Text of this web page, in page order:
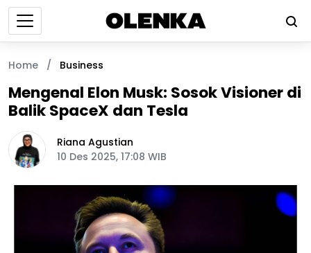
Home / Business
Mengenal Elon Musk: Sosok Visioner di
Balik SpaceX dan Tesla
Riana Agustian
10 Des 2025, 17:08 WIB